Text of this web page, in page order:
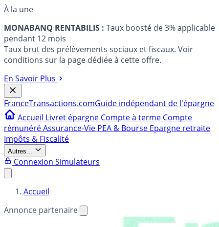
À la une
MONABANQ RENTABILIS : Taux boosté de 3% applicable
pendant 12 mois
Taux brut des prélèvements sociaux et fiscaux. Voir
conditions sur la page dédiée à cette offre.
En Savoir Plus
FranceTransactions.comGuide indépendant de l'épargne
Accueil Livret épargne Compte à terme Compte
rémunéréAssurance-Vie PEA & Bourse Epargne retraite
Impôts & Fiscalité
Autres...
Connexion Simulateurs
Accueil
Annonce partenaire